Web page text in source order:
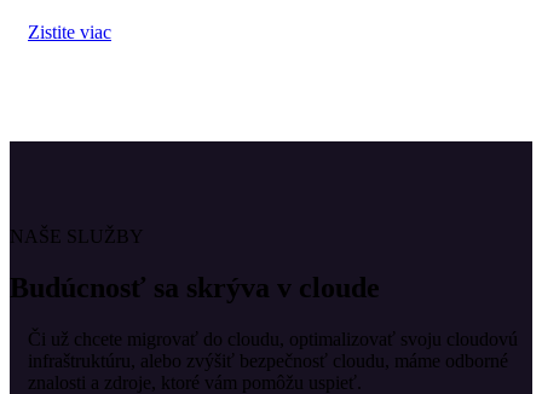
Zistite viac
NAŠE SLUŽBY
Budúcnosť sa skrýva v cloude
Či už chcete migrovať do cloudu, optimalizovať svoju cloudovú
infraštruktúru, alebo zvýšiť bezpečnosť cloudu, máme odborné
znalosti a zdroje, ktoré vám pomôžu uspieť.